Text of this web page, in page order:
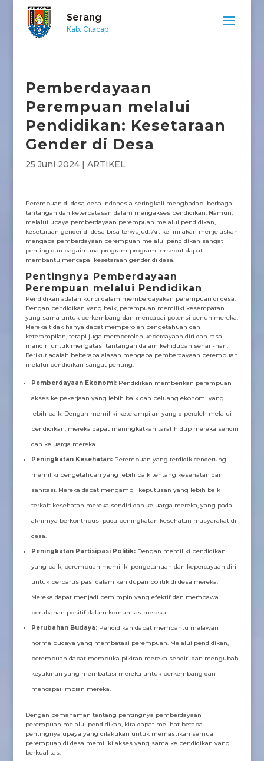
Serang
Kab. Cilacap
Pemberdayaan
Perempuan melalui
Pendidikan: Kesetaraan
Gender di Desa
25 Juni 2024| ARTIKEL
Perempuan di desa-desa Indonesia seringkali menghadapi berbagai
tantangan dan keterbatasan dalam mengakses pendidikan. Namun,
melalui upaya pemberdayaan perempuan melalui pendidikan,
kesetaraan gender di desa bisa terwujud. Artikel ini akan menjelaskan
mengapa pemberdayaan perempuan melalui pendidikan sangat
penting dan bagaimana program-program tersebut dapat
membantu mencapai kesetaraan gender di desa.
Pentingnya Pemberdayaan
Perempuan melalui Pendidikan
Pendidikan adalah kunci dalam memberdayakan perempuan di desa.
Dengan pendidikan yang baik, perempuan memiliki kesempatan
yang sama untuk berkembang dan mencapai potensi penuh mereka.
Mereka tidak hanya dapat memperoleh pengetahuan dan
keterampilan, tetapi juga memperoleh kepercayaan diri dan rasa
mandiri untuk mengatasi tantangan dalam kehidupan sehari-hari.
Berikut adalah beberapa alasan mengapa pemberdayaan perempuan
melalui pendidikan sangat penting:
Pemberdayaan Ekonomi: Pendidikan memberikan perempuan
akses ke pekerjaan yang lebih baik dan peluang ekonomi yang
lebih baik. Dengan memiliki keterampilan yang diperoleh melalui
pendidikan, mereka dapat meningkatkan taraf hidup mereka sendiri
dan keluarga mereka.
Peningkatan Kesehatan: Perempuan yang terdidik cenderung
memiliki pengetahuan yang lebih baik tentang kesehatan dan
sanitasi. Mereka dapat mengambil keputusan yang lebih baik
terkait kesehatan mereka sendiri dan keluarga mereka, yang pada
akhirnya berkontribusi pada peningkatan kesehatan masyarakat di
desa.
Peningkatan Partisipasi Politik: Dengan memiliki pendidikan
yang baik, perempuan memiliki pengetahuan dan kepercayaan diri
untuk berpartisipasi dalam kehidupan politik di desa mereka.
Mereka dapat menjadi pemimpin yang efektif dan membawa
perubahan positif dalam komunitas mereka.
Perubahan Budaya: Pendidikan dapat membantu melawan
norma budaya yang membatasi perempuan. Melalui pendidikan,
perempuan dapat membuka pikiran mereka sendiri dan mengubah
keyakinan yang membatasi mereka untuk berkembang dan
mencapai impian mereka.
Dengan pemahaman tentang pentingnya pemberdayaan
perempuan melalui pendidikan, kita dapat melihat betapa
pentingnya upaya yang dilakukan untuk memastikan semua
perempuan di desa memiliki akses yang sama ke pendidikan yang
berkualitas.